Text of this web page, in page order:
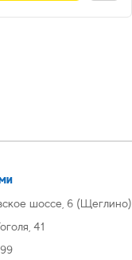
шоссе, 6 (Щеглино)
41